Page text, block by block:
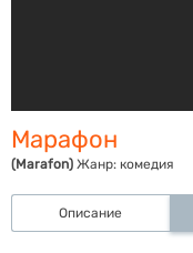
Марафон
(Marafon) Жанр: комедия
Описание